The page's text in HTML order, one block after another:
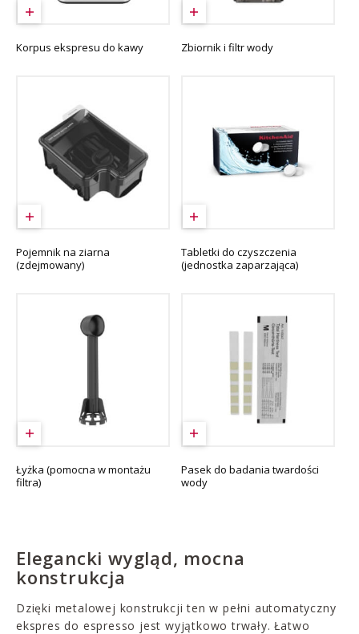
Korpus ekspresu do kawy Zbiornik i filtr wody
Pojemnik na ziarna
(zdejmowany)
Tabletki do czyszczenia
(jednostka zaparzająca)
Łyżka (pomocna w montażu
filtra)
Pasek do badania twardości
wody
Elegancki wygląd, mocna
konstrukcja
Dzięki metalowej konstrukcji ten w pełni automatyczny
ekspres do espresso jest wyjątkowo trwały. Łatwo